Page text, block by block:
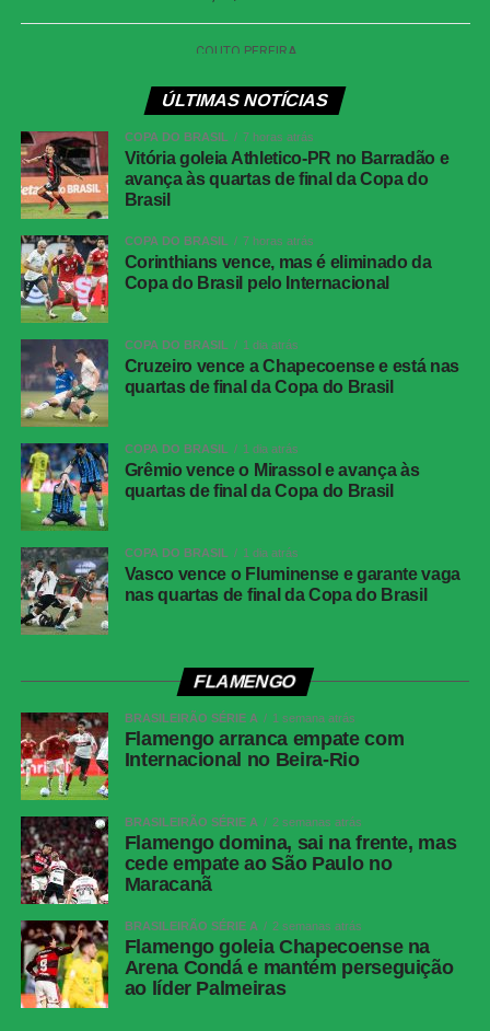
Internacional x Corinthians| Copa do Brasil (jogo
de ida das oitavas de final)
Data e horário:02.08 (domingo), às 19h30 (de
Local: Beira-Rio, em Porto Alegre (RS)
Athletico-PR x Vitória
ida das oitavas de final)
Data e horário:03.08 (segunda-feira), às 21h (de
Brasília)
Local: Arena da Baixada, em Curitiba (PR)
FICHA
TÉCNICA
Partida
Corinthians 0 x 0 Athletico-PR
Competição
Campeonato Brasileiro – 21ª rodada
Local
Data
30 de julho de 2026 (quinta-feira)
Horário
19h30 (de Brasília)
Público
R$ 2.606.640,01
amarelos
Benavídez, Jadson, Portilla e Santos
(Athletico-PR); Fernando Diniz, André
Ramalho, Matheuzinho e Rodrigo Garro
vermelhos
Árbitro
Paulo Cesar Zanovelli da Silva (MG)
Assistentes
Thiaggo Americano Labes (SC)
VAR
Paulo Renato Moreira da Silva Coelho (RJ)
Corinthians
Hugo Souza; Pedro Milans, André Ramalho,
ÚLTIMAS NOTÍCIAS
COPA DO BRASIL 7 horas atrás
Vitória goleia Athletico-PR no Barradão e
avança às quartas de final da Copa do
Brasil
COPA DO BRASIL 7 horas atrás
Corinthians vence, mas é eliminado da
Copa do Brasil pelo Internacional
COPA DO BRASIL 1 dia atrás
Cruzeiro vence a Chapecoense e está nas
quartas de final da Copa do Brasil
COPA DO BRASIL 1 dia atrás
Grêmio vence o Mirassol e avança às
quartas de final da Copa do Brasil
COPA DO BRASIL 1 dia atrás
Vasco vence o Fluminense e garante vaga
nas quartas de final da Copa do Brasil
FLAMENGO
BRASILEIRÃO SÉRIE A 1 semana atrás
Flamengo arranca empate com
Internacional no Beira-Rio
BRASILEIRÃO SÉRIE A 2 semanas atrás
Flamengo domina, sai na frente, mas
cede empate ao São Paulo no
Maracanã
BRASILEIRÃO SÉRIE A 2 semanas atrás
Flamengo goleia Chapecoense na
Arena Condá e mantém perseguição
ao líder Palmeiras